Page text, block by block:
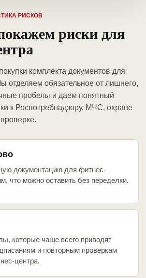
РИСКОВ
риски для
комплекта документов для
отделяем обязательное от лишнего,
пробелы и даем понятный
к Роспотребнадзору, МЧС, охране
документацию для фитнес-
что можно оставить без переделки.
которые чаще всего приводят
и повторным проверкам
центра.